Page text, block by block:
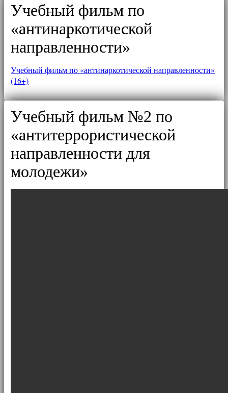
Учебный фильм по
«антинаркотической
направленности»
Учебный фильм по «антинаркотической направленности»
(16+)
Учебный фильм №2 по
«антитеррористической
направленности для
молодежи»